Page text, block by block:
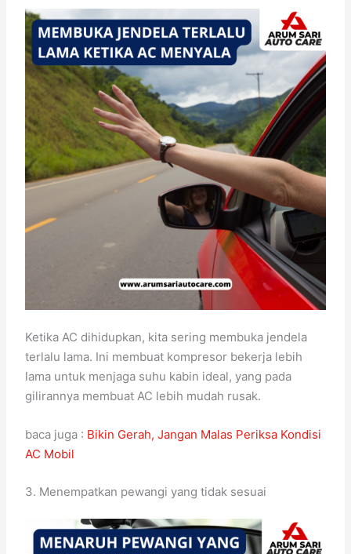
Ketika AC dihidupkan, kita sering membuka jendela
terlalu lama. Ini membuat kompresor bekerja lebih
lama untuk menjaga suhu kabin ideal, yang pada
gilirannya membuat AC lebih mudah rusak.
baca juga : Bikin Gerah, Jangan Malas Periksa Kondisi
AC Mobil
3. Menempatkan pewangi yang tidak sesuai